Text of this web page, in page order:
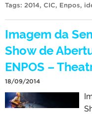
Tags: 2014, CIC, Enpos,
Imagem da
Show de
ENPOS –
18/09/2014